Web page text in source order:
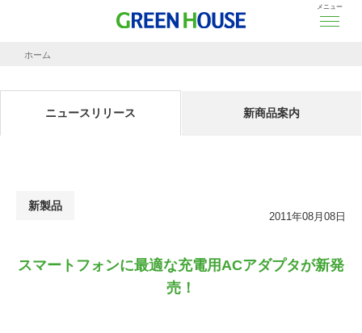
メニュー
ホーム
ニュースリリース 新商品案内
新製品
2011年08月08日
スマートフォンに最適な充電用ACアダプタが新発
売！